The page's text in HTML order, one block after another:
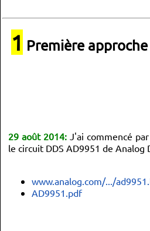
1 Première approche
29 août 2014: J'ai commencé
le circuit DDS AD9951 de Analog
www.analog.com/.../
AD9951.pdf